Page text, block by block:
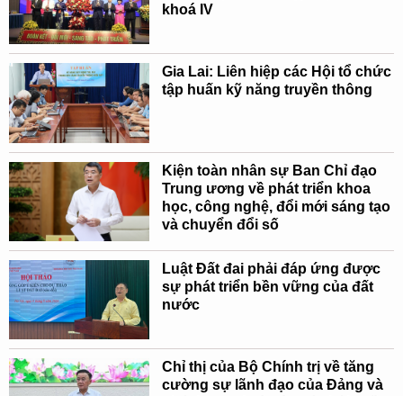
khoá IV
Gia Lai: Liên hiệp các Hội tổ chức
tập huấn kỹ năng truyền thông
Kiện toàn nhân sự Ban Chỉ đạo
Trung ương về phát triển khoa
học, công nghệ, đổi mới sáng tạo
và chuyển đổi số
Luật Đất đai phải đáp ứng được
sự phát triển bền vững của đất
nước
Chỉ thị của Bộ Chính trị về tăng
cường sự lãnh đạo của Đảng và